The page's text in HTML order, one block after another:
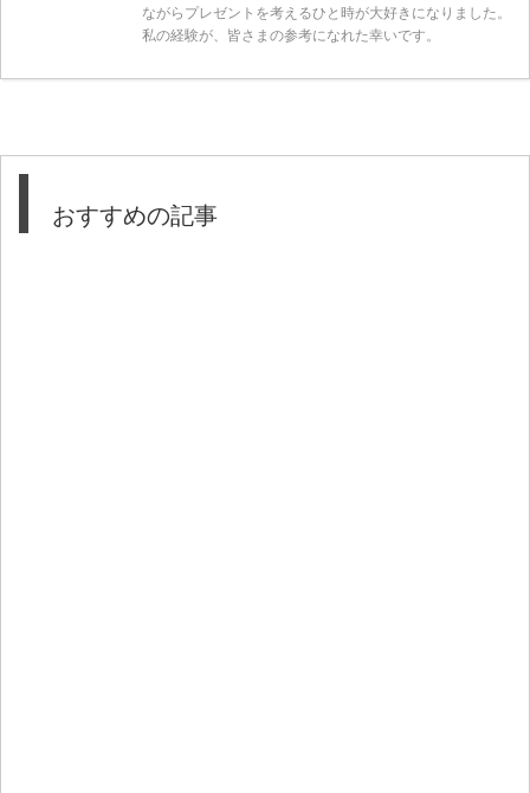
ながらプレゼントを考えるひと時が大好きになりました。
私の経験が、皆さまの参考になれた幸いです。
おすすめの記事